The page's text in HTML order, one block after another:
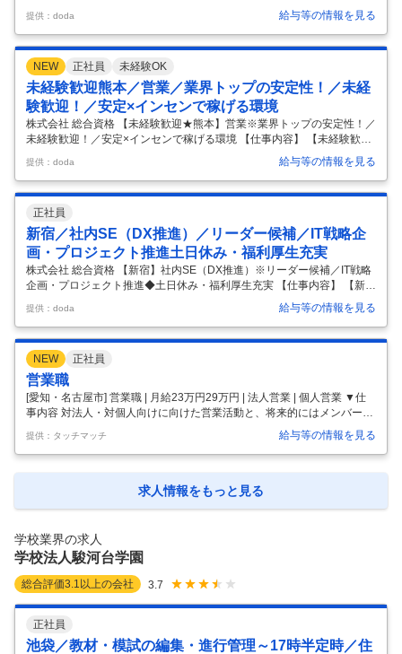
迎】Webサイト運営◇建築学生向け就活情報サイト「総合資格navi」／
残業月15～25h 【具体的な仕事内容】 【Webサイト運営◇建設業界専特
化型の新卒就職情報サイト◇インハウス×建築士・施工管理技士等の資
格講座最大手／技術者のキャリアアップを支援する『総合資格学院』を
全国で展開／残業月15～25h】 ■採用背景： 業界の需要として資格保有
者の採用を希望する企業様が多い中、『総合資格navi』には、700超の
企業様および5,000名超の建築学生に登録 …
提供：doda 給与等の情報を見る
NEW 正社員 未経験OK
未経験歓迎熊本／営業／業界トップの安定性！／未経
験歓迎！／安定×インセンで稼げる環境
株式会社 総合資格 【未経験歓迎★熊本】営業※業界トップの安定性！／
未経験歓迎！／安定×インセンで稼げる環境 【仕事内容】 【未経験歓迎
★熊本】営業※業界トップの安定性！／未経験歓迎！／安定×インセンで
稼げる環境 【具体的な仕事内容】 【知名度・実績抜群×建築業界★必須
資格の取得講座で顧客ニーズインセン＋固定給で【稼ぐ＋安定】を両立
／新卒3年目平均年収626 万円／脱年功序列！で早期キャリアアップ可
能】 ■業務の概要 当社が全国で展開するライセンススクール「総合資格
学院」にて下記の業務を担当頂きます！ （1）生徒募集業務 学校に対し
ては就職セミナーや資格ガイダンスの提案・運営を行い、学生に対し
提供：doda 給与等の情報を見る
正社員
新宿／社内SE（DX推進）／リーダー候補／IT戦略企
画・プロジェクト推進土日休み・福利厚生充実
株式会社 総合資格 【新宿】社内SE（DX推進）※リーダー候補／IT戦略
企画・プロジェクト推進◆土日休み・福利厚生充実 【仕事内容】 【新
宿】社内SE（DX推進）※リーダー候補／IT戦略企画・プロジェクト推進
◆土日休み・福利厚生充実 【具体的な仕事内容】 【建設・不動産業界の
教育DXを牽引／IT戦略・新規プロダクト開発まで幅広く活躍できるポジ
ションです】 ■業務概要 当社が展開する全国規模の資格取得支援事業に
おいて、IT戦略立案から新規プロダクト開発、LMS等の教育サービスの
企画・改善まで、システムエンジニアとして幅広い業務を担当します。
社内外の業務プロセスのデジタル化推進や、データ活用による…
提供：doda 給与等の情報を見る
NEW 正社員
営業職
[愛知・名古屋市] 営業職 | 月給23万円29万円 | 法人営業 | 個人営業 ▼仕
事内容 対法人・対個人向けに向けた営業活動と、将来的にはメンバーの
マネジメントをお願いします。 (1)法人向けの活動（約7割／10社程度）
建築会社や工務店など有資格者の確保を課題としている企業や、建築系
の学科がある学校へ、セミナーや模擬試験の提供を通じ、受講生獲得の
推進活動を行います。 (2)個人向けの活動（約3割) ガイダンス・セミナ
ーに参加された方や解答速報のお問合せを頂いた方に対して、アプロー
提供：タッチマッチ 給与等の情報を見る
求人情報をもっと見る
学校業界の求人
学校法人駿河台学園
総合評価3.1 以上の会社 3.7
正社員
池袋／教材・模試の編集・進行管理～17時半定時／住